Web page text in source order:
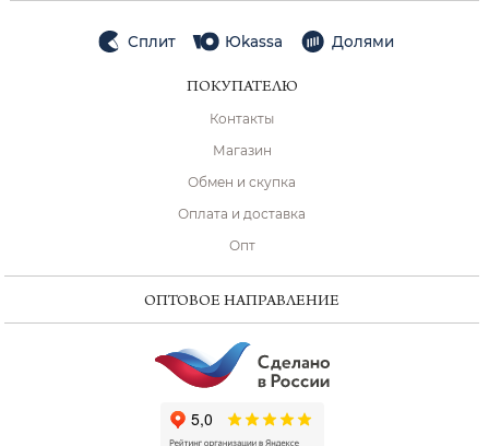
Сплит Юkassa Долями
ПОКУПАТЕЛЮ
Контакты
Магазин
Обмен и скупка
Оплата и доставка
Опт
ОПТОВОЕ НАПРАВЛЕНИЕ